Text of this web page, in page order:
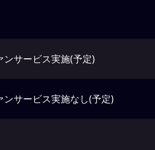
サービス実施(予定)
サービス実施なし(予定)